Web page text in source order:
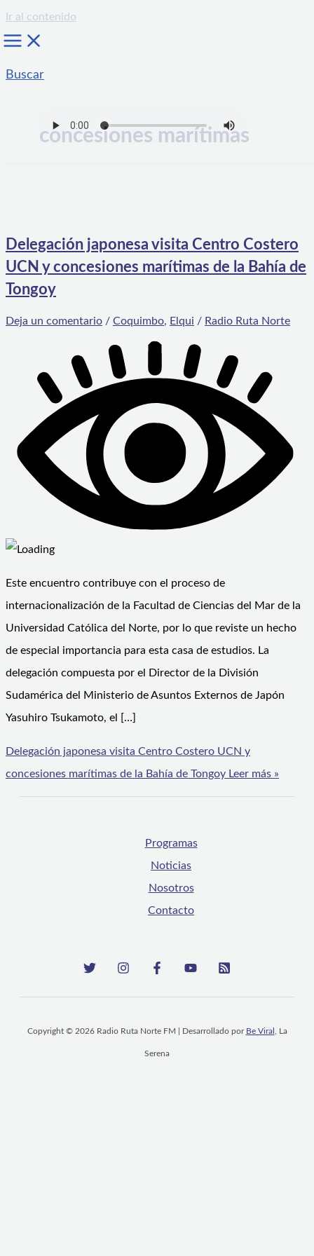
Ir al contenido
Buscar
concesiones marítimas
Delegación japonesa visita Centro Costero
UCN y concesiones marítimas de la Bahía de
Tongoy
Deja un comentario / Coquimbo, Elqui / Radio Ruta Norte
Este encuentro contribuye con el proceso de
internacionalización de la Facultad de Ciencias del Mar de la
Universidad Católica del Norte, por lo que reviste un hecho
de especial importancia para esta casa de estudios. La
delegación compuesta por el Director de la División
Sudamérica del Ministerio de Asuntos Externos de Japón
Yasuhiro Tsukamoto, el […]
Delegación japonesa visita Centro Costero UCN y
concesiones marítimas de la Bahía de Tongoy Leer más »
Programas
Noticias
Nosotros
Contacto
Copyright © 2026 Radio Ruta Norte FM | Desarrollado por Be Viral , La
Serena